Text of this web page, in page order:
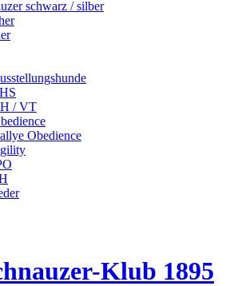
schwarz / silber
/ VT
Obedience
Klub 1895